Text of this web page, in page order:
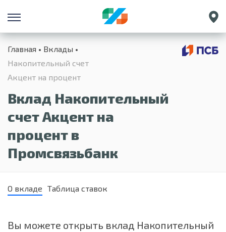
Санкт-Петербург
Екатеринбург
Главная
Вклады
Накопительный счет
Акцент на процент
Вклад Накопительный
счет Акцент на
процент в
Промсвязьбанк
О вкладе Таблица ставок
Вы можете открыть вклад Накопительный